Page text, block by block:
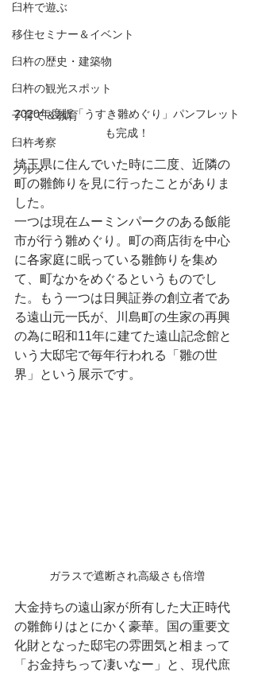
臼杵で遊ぶ
移住セミナー＆イベント
臼杵の歴史・建築物
臼杵の観光スポット
子育て＆教育
臼杵考察
グルメ
2020年度版「うすき雛めぐり」パンフレット
も完成！
埼玉県に住んでいた時に二度、近隣の
町の雛飾りを見に行ったことがありま
した。
一つは現在ムーミンパークのある飯能
市が行う雛めぐり。町の商店街を中心
に各家庭に眠っている雛飾りを集め
て、町なかをめぐるというものでし
た。もう一つは日興証券の創立者であ
る遠山元一氏が、川島町の生家の再興
の為に昭和11年に建てた遠山記念館と
いう大邸宅で毎年行われる「雛の世
界」という展示です。
ガラスで遮断され高級さも倍増
大金持ちの遠山家が所有した大正時代
の雛飾りはとにかく豪華。国の重要文
化財となった邸宅の雰囲気と相まって
「お金持ちって凄いなー」と、現代庶